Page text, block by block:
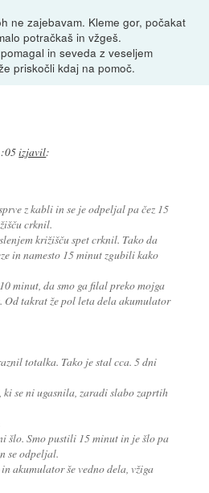
ne zajebavam. Kleme gor, počakat
potračkaš in vžgeš.
in seveda z veseljem
priskočli kdaj na pomoč.
izjavil:
z kabli in se je odpeljal pa čez 15
crknil.
križišču spet crknil. Tako da
in namesto 15 minut zgubili kako
minut, da smo ga filal preko mojga
Od takrat že pol leta dela akumulator
totalka. Tako je stal cca. 5 dni
se ni ugasnila, zaradi slabo zaprtih
šlo. Smo pustili 15 minut in je šlo pa
se odpeljal.
akumulator še vedno dela, vžiga